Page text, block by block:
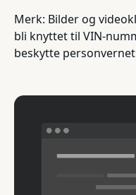
Merk: Bilder og
bli knyttet til VIN-
beskytte